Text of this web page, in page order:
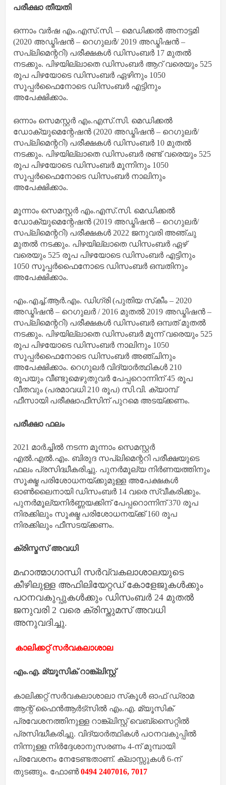
പരീക്ഷാ തീയതി
ഒന്നാം വർഷ എം.എസ്.സി. – മെഡിക്കൽ അനാട്ടമി
(2020 അഡ്മിഷൻ – റെഗുലർ/ 2019 അഡ്മിഷൻ –
സപ്ലിമെന്ററി) പരീക്ഷകൾ ഡിസംബർ 17 മുതൽ
നടക്കും. പിഴയില്ലാതെ ഡിസംബർ ആറ് വരെയും 525
രൂപ പിഴയോടെ ഡിസംബർ ഏഴിനും 1050
സൂപ്പർഫൈനോടെ ഡിസംബർ എട്ടിനും
അപേക്ഷിക്കാം.
ഒന്നാം സെമസ്റ്റർ എം.എസ്.സി. മെഡിക്കൽ
ഡോക്യുമെന്റേഷൻ (2020 അഡ്മിഷൻ – റെഗുലർ/
സപ്ലിമെന്ററി) പരീക്ഷകൾ ഡിസംബർ 10 മുതൽ
നടക്കും. പിഴയില്ലാതെ ഡിസംബർ രണ്ട് വരെയും 525
രൂപ പിഴയോടെ ഡിസംബർ മൂന്നിനും 1050
സൂപ്പർഫൈനോടെ ഡിസംബർ നാലിനും
അപേക്ഷിക്കാം.
മൂന്നാം സെമസ്റ്റർ എം.എസ്.സി. മെഡിക്കൽ
ഡോക്യുമെന്റേഷൻ (2019 അഡ്മിഷൻ – റെഗുലർ/
സപ്ലിമെന്ററി) പരീക്ഷകൾ 2022 ജനുവരി അഞ്ചു
മുതൽ നടക്കും. പിഴയില്ലാതെ ഡിസംബർ ഏഴ്
വരെയും 525 രൂപ പിഴയോടെ ഡിസംബർ എട്ടിനും
1050 സൂപ്പർഫൈനോടെ ഡിസംബർ ഒമ്പതിനും
അപേക്ഷിക്കാം.
എം.എച്ച്.ആർ.എം. ഡിഗ്രി (പുതിയ സ്‌കീം – 2020
അഡ്മിഷൻ – റെഗുലർ / 2016 മുതൽ 2019 അഡ്മിഷൻ –
സപ്ലിമെന്ററി) പരീക്ഷകൾ ഡിസംബർ ഒമ്പത് മുതൽ
നടക്കും. പിഴയില്ലാതെ ഡിസംബർ മൂന്ന് വരെയും 525
രൂപ പിഴയോടെ ഡിസംബർ നാലിനും 1050
സൂപ്പർഫൈനോടെ ഡിസംബർ അഞ്ചിനും
അപേക്ഷിക്കാം. റെഗുലർ വിദ്യാർത്ഥികൾ 210
രൂപയും വീണ്ടുമെഴുതുവർ പേപ്പറൊന്നിന് 45 രൂപ
വീതവും (പരമാവധി 210 രൂപ) സി.വി. ക്യാമ്പ്
ഫീസായി പരീക്ഷാഫീസിന് പുറമെ അടയ്ക്കണം.
പരീക്ഷാ ഫലം
2021 മാർച്ചിൽ നടന്ന മൂന്നാം സെമസ്റ്റർ
എൽ.എൽ.എം. ബിരുദ സപ്ലിമെന്ററി പരീക്ഷയുടെ
ഫലം പ്രസിദ്ധീകരിച്ചു. പുനർമൂല്യ നിർണയത്തിനും
സൂക്ഷ്മ പരിശോധനയ്ക്കുമുള്ള അപേക്ഷകൾ
ഓൺലൈനായി ഡിസംബർ 14 വരെ സ്വീകരിക്കും.
പുനർമൂല്യനിർണ്ണയക്കിന് പേപ്പറൊന്നിന് 370 രൂപ
നിരക്കിലും സൂക്ഷ്മ പരിശോധനയ്ക്ക് 160 രൂപ
നിരക്കിലും ഫീസടയ്ക്കണം.
ക്രിസ്മസ് അവധി
മഹാത്മാഗാന്ധി സർവ്വകലാശാലയുടെ
കീഴിലുള്ള അഫിലിയേറ്റഡ് കോളേജുകൾക്കും
പഠനവകുപ്പുകൾക്കും ഡിസംബർ 24 മുതൽ
ജനുവരി 2 വരെ ക്രിസ്തുമസ് അവധി
അനുവദിച്ചു.
കാലിക്കറ്റ് സർവകലാശാല
എം.എ. മ്യൂസിക് റാങ്ക്‌ലിസ്റ്റ്
കാലിക്കറ്റ് സര്‍വകലാശാലാ സ്‌കൂള്‍ ഓഫ് ഡ്രാമ
ആന്റ് ഫൈന്‍ആര്‍ട്‌സില്‍ എം.എ. മ്യൂസിക്
പ്രവേശനത്തിനുള്ള റാങ്ക്‌ലിസ്റ്റ് വെബ്‌സൈറ്റില്‍
പ്രസിദ്ധീകരിച്ചു. വിദ്യാര്‍ത്ഥികള്‍ പഠനവകുപ്പില്‍
നിന്നുള്ള നിര്‍ദ്ദേശാനുസരണം 4-ന് മുമ്പായി
പ്രവേശനം നേടേണ്ടതാണ്. ക്ലാസ്സുകള്‍ 6-ന്
തുടങ്ങും. ഫോണ്‍0494 2407016, 7017